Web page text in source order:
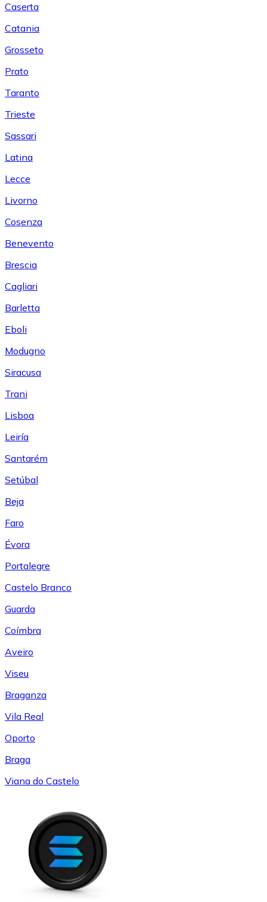
Caserta
Catania
Grosseto
Prato
Taranto
Trieste
Sassari
Latina
Lecce
Livorno
Cosenza
Benevento
Brescia
Cagliari
Barletta
Eboli
Modugno
Siracusa
Trani
Lisboa
Leiría
Santarém
Setúbal
Beja
Faro
Évora
Portalegre
Castelo Branco
Guarda
Coímbra
Aveiro
Viseu
Braganza
Vila Real
Oporto
Braga
Viana do Castelo